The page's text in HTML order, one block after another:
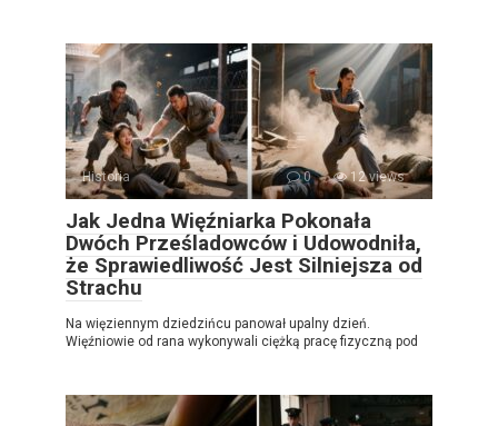
Historia 0 12 views
Jak Jedna Więźniarka Pokonała
Dwóch Prześladowców i Udowodniła,
że Sprawiedliwość Jest Silniejsza od
Strachu
Na więziennym dziedzińcu panował upalny dzień.
Więźniowie od rana wykonywali ciężką pracę fizyczną pod